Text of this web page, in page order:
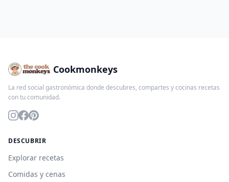
Cookmonkeys
La red social gastronómica donde descubres, compartes y cocinas recetas
con tu comunidad.
DESCUBRIR
Explorar recetas
Comidas y cenas